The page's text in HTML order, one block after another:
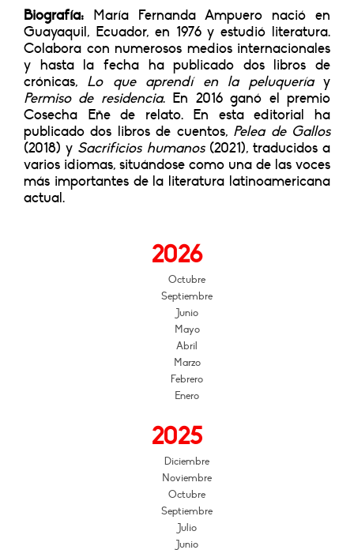
Biografía:
María Fernanda Ampuero nació en
Guayaquil, Ecuador, en 1976 y estudió literatura.
Colabora con numerosos medios internacionales
y hasta la fecha ha publicado dos libros de
crónicas, Lo que aprendí en la peluqueríay
Permiso de residencia. En 2016 ganó el premio
Cosecha Eñe de relato. En esta editorial ha
publicado dos libros de cuentos, Pelea de Gallos
(2018) y Sacrificios humanos(2021), traducidos a
varios idiomas, situándose como una de las voces
más importantes de la literatura latinoamericana
actual.
2026
Octubre
Septiembre
Junio
Mayo
Abril
Marzo
Febrero
Enero
2025
Diciembre
Noviembre
Octubre
Septiembre
Julio
Junio